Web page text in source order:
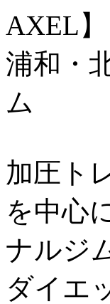
AXEL】
浦和・
ム
加圧ト
を中心
ナルジ
ダイエ